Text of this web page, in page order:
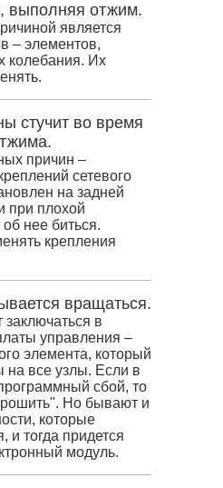
выполняя отжим.
является
– элементов,
колебания. Их
стучит во время
причин –
сетевого
на задней
при плохой
нее биться.
крепления
вращаться.
в
управления –
элемента, который
на все узлы. Если в
сбой, то
Но бывают и
которые
и тогда придется
модуль.